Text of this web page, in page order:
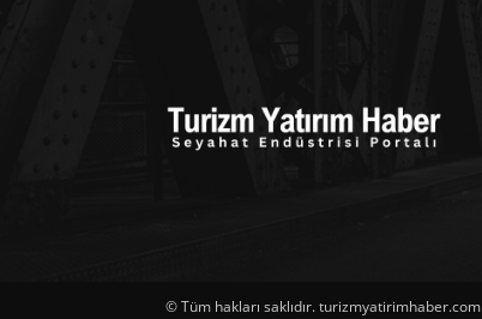
© Tüm hakları saklıdır. turizmyatirimhaber.com